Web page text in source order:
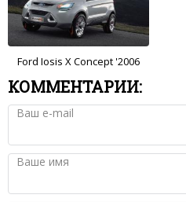
Ford Iosis X Concept '2006
КОММЕНТАРИИ:
Ваш e-mail
Ваше имя